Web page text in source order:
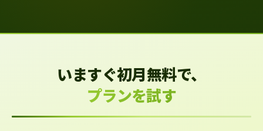
いますぐ初月無料で、
プランを試す